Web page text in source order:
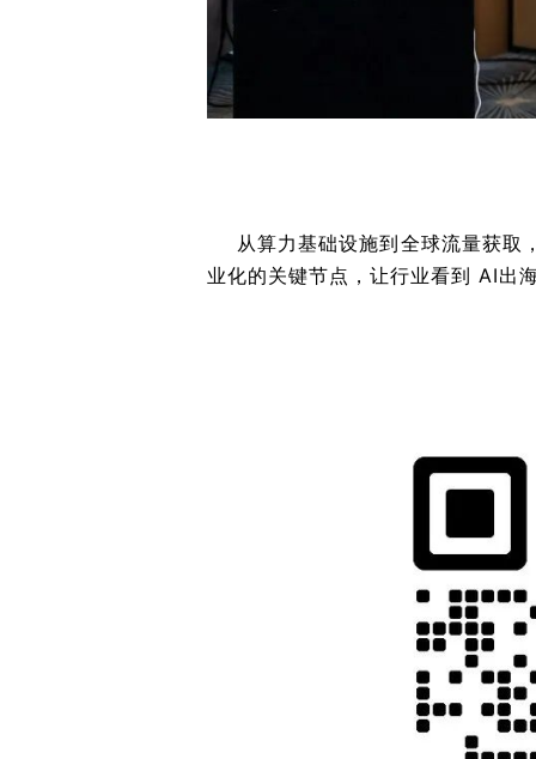
从算力基础设施到全球流量获取
业化的关键节点，让行业看到 AI出